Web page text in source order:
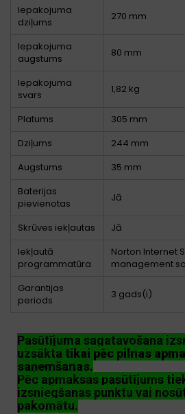
Iepakojuma
dziļums
270 mm
Iepakojuma
augstums
80 mm
Iepakojuma
svars
1,82 kg
Platums
305 mm
Dziļums
244 mm
Augstums
35 mm
Baterijas
pievienotas
Jā
Skrūves iekļautas
Jā
Iekļautā
programmatūra
Norton Internet
management
Garantijas
periods
3 gads(i)
Pasūtījuma sagatavošana
uzsākta tikai pēc pilnas
saņemšanas.
Pēc apmaksas pasūtījums
izsniegšanas punktu vai
pakomātu.